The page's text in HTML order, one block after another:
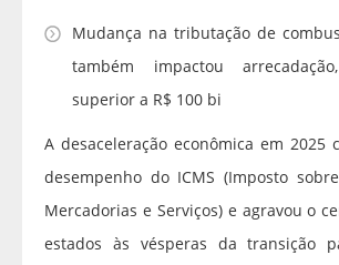
Mudança na tributação de
também impactou
superior a R$ 100 bi
A desaceleração econômica em 2025
desempenho do ICMS (Imposto
Mercadorias e Serviços) e agravou o
estados às vésperas da transição